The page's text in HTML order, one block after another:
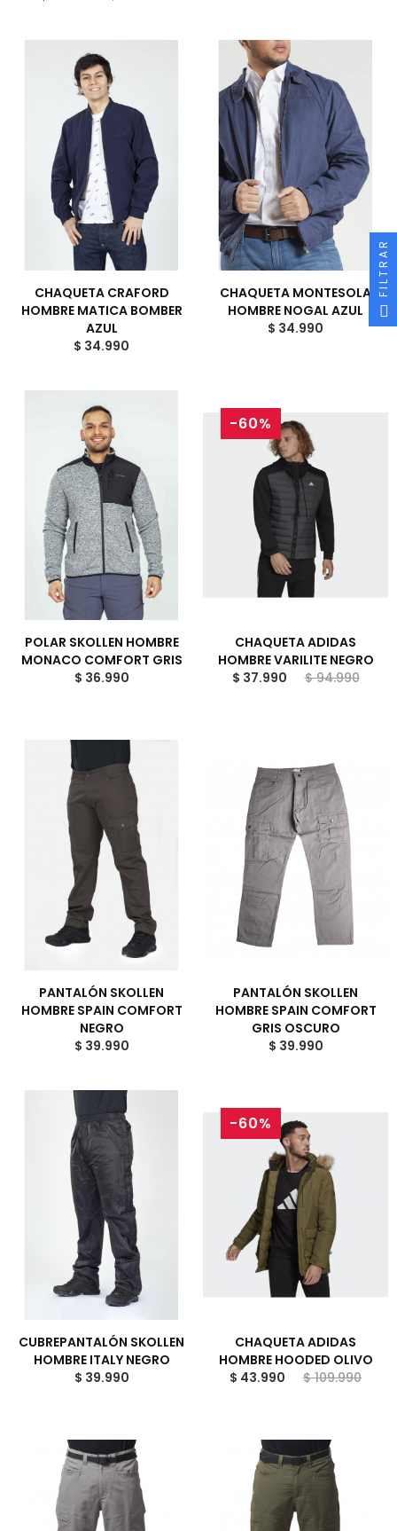
CHAQUETA CRAFORD
HOMBRE MATICA BOMBER
AZUL
$ 34.990
CHAQUETA MONTESOLA
HOMBRE NOGAL AZUL
$ 34.990
POLAR SKOLLEN HOMBRE
MONACO COMFORT GRIS
$ 36.990
-60%
CHAQUETA ADIDAS
HOMBRE VARILITE NEGRO
$ 37.990
$ 94.990
PANTALÓN SKOLLEN
HOMBRE SPAIN COMFORT
NEGRO
$ 39.990
PANTALÓN SKOLLEN
HOMBRE SPAIN COMFORT
GRIS OSCURO
$ 39.990
CUBREPANTALÓN SKOLLEN
HOMBRE ITALY NEGRO
$ 39.990
-60%
CHAQUETA ADIDAS
HOMBRE HOODED OLIVO
$ 43.990
$ 109.990
FILTRAR